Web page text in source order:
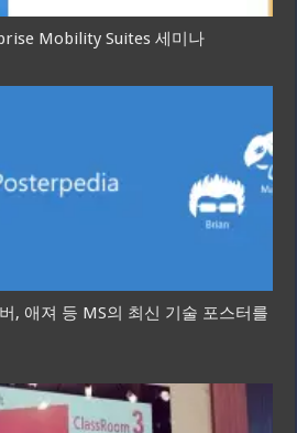
Mobility Suites 세미나
, 애져 등 MS의 최신 기술 포스터를